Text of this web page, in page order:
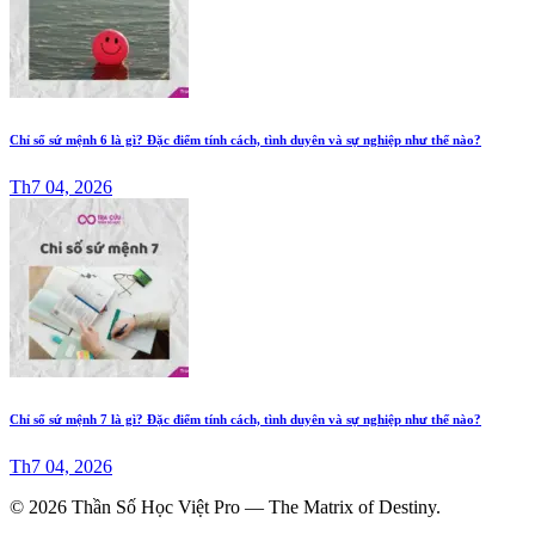
Chỉ số sứ mệnh 6 là gì? Đặc điểm tính cách, tình duyên và sự nghiệp như thế nào?
Th7 04, 2026
Chỉ số sứ mệnh 7 là gì? Đặc điểm tính cách, tình duyên và sự nghiệp như thế nào?
Th7 04, 2026
© 2026 Thần Số Học Việt Pro — The Matrix of Destiny.